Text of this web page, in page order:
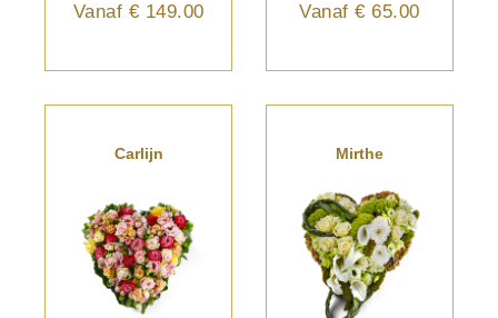
Vanaf € 149.00 Vanaf € 65.00
Carlijn Mirthe